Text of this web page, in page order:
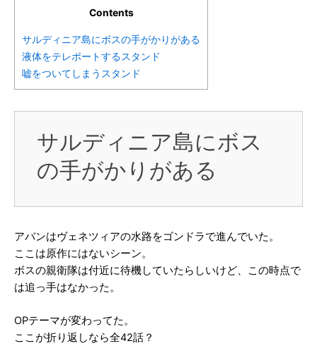
Contents
サルディニア島にボスの手がかりがある
液体をテレポートするスタンド
嘘をついてしまうスタンド
サルディニア島にボス
の手がかりがある
アバンはヴェネツィアの水路をゴンドラで進んでいた。
ここは原作にはないシーン。
ボスの親衛隊は付近に待機していたらしいけど、この時点で
は追っ手はなかった。
OPテーマが変わってた。
ここが折り返しなら全42話？